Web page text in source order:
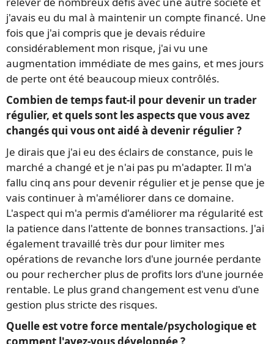
j'avais eu du mal à maintenir un compte financé. Une
fois que j'ai compris que je devais réduire
considérablement mon risque, j'ai vu une
augmentation immédiate de mes gains, et mes jours
de perte ont été beaucoup mieux contrôlés.
Combien de temps faut-il pour devenir un trader
régulier, et quels sont les aspects que vous avez
changés qui vous ont aidé à devenir régulier ?
Je dirais que j'ai eu des éclairs de constance, puis le
marché a changé et je n'ai pas pu m'adapter. Il m'a
fallu cinq ans pour devenir régulier et je pense que je
vais continuer à m'améliorer dans ce domaine.
L'aspect qui m'a permis d'améliorer ma régularité est
la patience dans l'attente de bonnes transactions. J'ai
également travaillé très dur pour limiter mes
opérations de revanche lors d'une journée perdante
ou pour rechercher plus de profits lors d'une journée
rentable. Le plus grand changement est venu d'une
gestion plus stricte des risques.
Quelle est votre force mentale/psychologique et